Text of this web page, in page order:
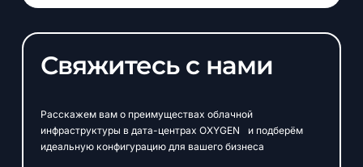
Свяжитесь с нами
Расскажем вам о преимуществах облачной
инфраструктуры в дата-центрах OXYGEN и подберём
идеальную конфигурацию для вашего бизнеса